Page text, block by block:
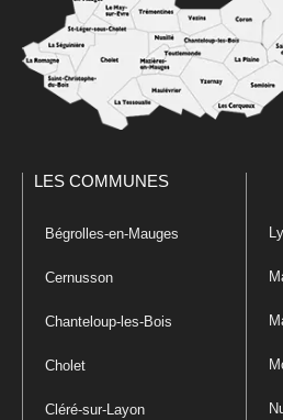
LES COMMUNES
Bégrolles-en-Mauges
Cernusson
Chanteloup-les-Bois
Cholet
Cléré-sur-Layon